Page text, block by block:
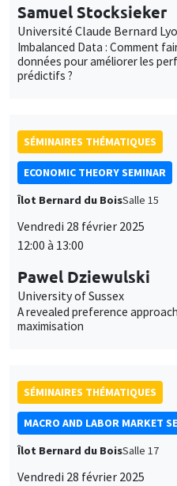
Samuel Stocksieker
Université Claude Bernard
Imbalanced Data : Comment
données pour améliorer les
prédictifs ?
SÉMINAIRES THÉMATIQUES
ECONOMIC THEORY SEMINAR
Îlot Bernard du BoisSalle 15
Vendredi 28 février 2025
12:00 à 13:00
Pawel Dziewulski
University of Sussex
A revealed preference
maximisation
SÉMINAIRES THÉMATIQUES
MACRO AND LABOR MARKET
Îlot Bernard du BoisSalle 17
Vendredi 28 février 2025